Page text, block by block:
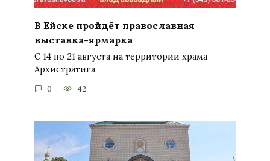
В Ейске пройдёт православная
выставка-ярмарка
С 14 по 21 августа на территории храма
Архистратига
0 42